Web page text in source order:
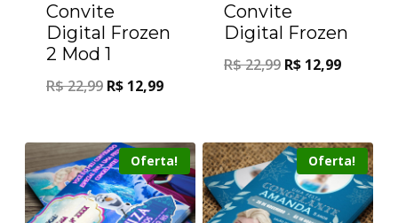
Convite
Digital Frozen
2 Mod 1
R$22,99 R$ 12,99
Convite
Digital Frozen
R$22,99 R$ 12,99
Oferta! Oferta!